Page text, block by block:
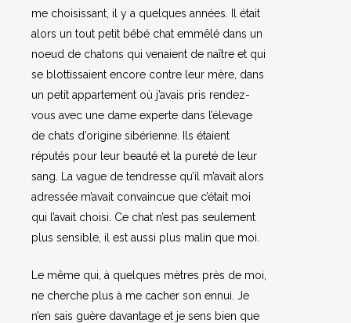
me choisissant, il y a quelques années. Il était
alors un tout petit bébé chat emmêlé dans un
noeud de chatons qui venaient de naître et qui
se blottissaient encore contre leur mère, dans
un petit appartement où j’avais pris rendez-
vous avec une dame experte dans l’élevage
de chats d’origine sibérienne. Ils étaient
réputés pour leur beauté et la pureté de leur
sang. La vague de tendresse qu’il m’avait alors
adressée m’avait convaincue que c’était moi
qui l’avait choisi. Ce chat n’est pas seulement
plus sensible, il est aussi plus malin que moi.
Le même qui, à quelques mètres près de moi,
ne cherche plus à me cacher son ennui. Je
n’en sais guère davantage et je sens bien que